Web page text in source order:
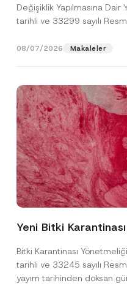
Değişiklik Yapılmasına
tarihli ve 33299 sayılı
08/07/2026 Makaleler
Yeni Bitki
Bitki Karantinası
tarihli ve 33245 sayılı
yayım tarihinden doksan
Ad*
Firma